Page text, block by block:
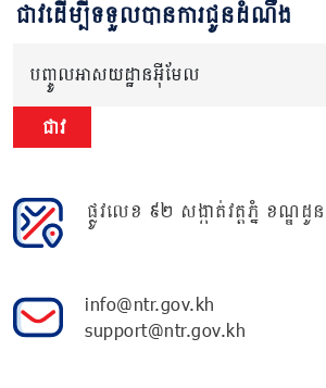
ជាវដើម្បីទទួលបានការជូនដំណឹង
បញ្ចូលអាសយដ្ឋានអ៊ីមែល
ជាវ
ផ្លូវលេខ ៩២ សង្កាត់វត្តភ្នំ ខណ្ឌដូ
info@ntr.gov.kh
support@ntr.gov.kh